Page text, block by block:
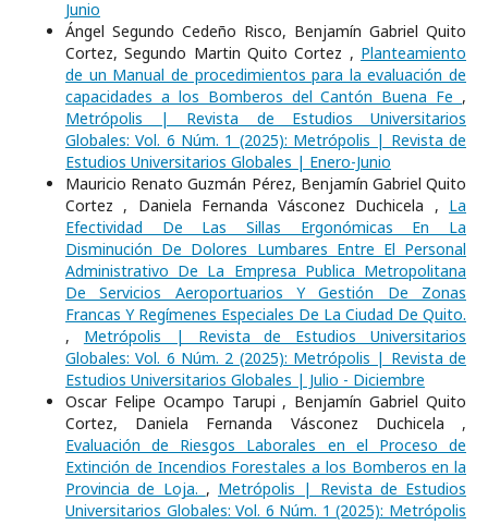
Junio
Ángel Segundo Cedeño Risco, Benjamín Gabriel Quito
Cortez, Segundo Martin Quito Cortez , Planteamiento
de un Manual de procedimientos para la evaluación de
capacidades a los Bomberos del Cantón Buena Fe ,
Metrópolis | Revista de Estudios Universitarios
Globales: Vol. 6 Núm. 1 (2025): Metrópolis | Revista de
Estudios Universitarios Globales | Enero-Junio
Mauricio Renato Guzmán Pérez, Benjamín Gabriel Quito
Cortez , Daniela Fernanda Vásconez Duchicela , La
Efectividad De Las Sillas Ergonómicas En La
Disminución De Dolores Lumbares Entre El Personal
Administrativo De La Empresa Publica Metropolitana
De Servicios Aeroportuarios Y Gestión De Zonas
Francas Y Regímenes Especiales De La Ciudad De Quito.
, Metrópolis | Revista de Estudios Universitarios
Globales: Vol. 6 Núm. 2 (2025): Metrópolis | Revista de
Estudios Universitarios Globales | Julio - Diciembre
Oscar Felipe Ocampo Tarupi , Benjamín Gabriel Quito
Cortez, Daniela Fernanda Vásconez Duchicela ,
Evaluación de Riesgos Laborales en el Proceso de
Extinción de Incendios Forestales a los Bomberos en la
Provincia de Loja. , Metrópolis | Revista de Estudios
Universitarios Globales: Vol. 6 Núm. 1 (2025): Metrópolis